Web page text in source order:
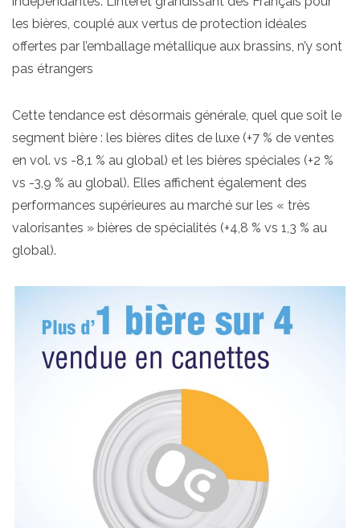
les bières, couplé aux vertus de protection idéales
offertes par l’emballage métallique aux brassins, n’y sont
pas étrangers
Cette tendance est désormais générale, quel que soit le
segment bière : les bières dites de luxe (+7 % de ventes
en vol. vs -8,1 % au global) et les bières spéciales (+2 %
vs -3,9 % au global). Elles affichent également des
performances supérieures au marché sur les « très
valorisantes » bières de spécialités (+4,8 % vs 1,3 % au
global).